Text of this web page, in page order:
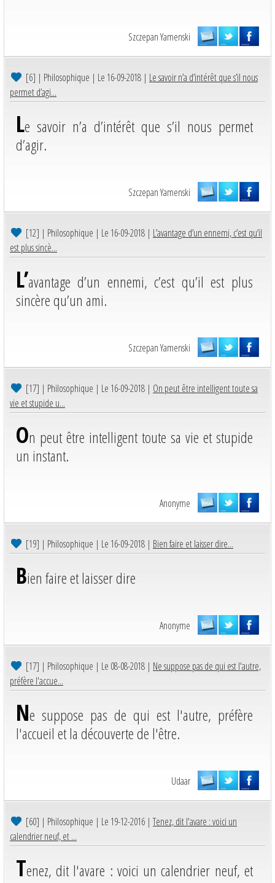
Szczepan Yamenski
[6] | Philosophique | Le 16-09-2018 | Le savoir n’a d’intérêt que s’il nous
permet d’agi...
Le savoir n’a d’intérêt que s’il nous permet
d’agir.
Szczepan Yamenski
[12] | Philosophique | Le 16-09-2018 | L’avantage d’un ennemi, c’est qu’il
est plus sincè...
L’avantage d’un ennemi, c’est qu’il est plus
sincère qu’un ami.
Szczepan Yamenski
[17] | Philosophique | Le 16-09-2018 | On peut être intelligent toute sa
vie et stupide u...
On peut être intelligent toute sa vie et stupide
un instant.
Anonyme
[19] | Philosophique | Le 16-09-2018 | Bien faire et laisser dire...
Bien faire et laisser dire
Anonyme
[17] | Philosophique | Le 08-08-2018 | Ne suppose pas de qui est l'autre,
préfère l'accue...
Ne suppose pas de qui est l'autre, préfère
l'accueil et la découverte de l'être.
Udaar
[60] | Philosophique | Le 19-12-2016 |Tenez, dit l'avare : voici un
calendrier neuf, et ...
Tenez, dit l'avare : voici un calendrier neuf, et